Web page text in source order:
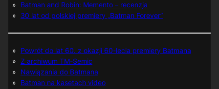
Batman and Robin: Memento – recenzja
30 lat od polskiej premiery „Batman Forever”
Powrót do lat 60. z okazji 60-lecia premiery Batmana
Z archiwum TM-Semic
Nawiązania do Batmana
Batman na kasetach video